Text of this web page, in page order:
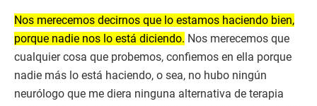
Nos merecemos decirnos que lo estamos haciendo bien,
porque nadie nos lo está diciendo. Nos merecemos que
cualquier cosa que probemos, confiemos en ella porque
nadie más lo está haciendo, o sea, no hubo ningún
neurólogo que me diera ninguna alternativa de terapia